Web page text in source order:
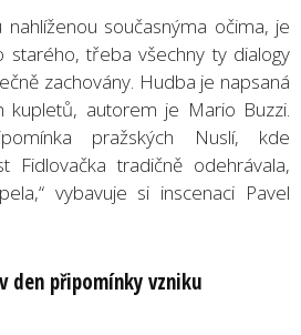
nahlíženou současnýma očima, je
starého, třeba všechny ty dialogy
zachovány. Hudba je napsaná
kupletů, autorem je Mario Buzzi.
pražských Nuslí, kde
Fidlovačka tradičně odehrávala,
vybavuje si inscenaci Pavel
den připomínky vzniku